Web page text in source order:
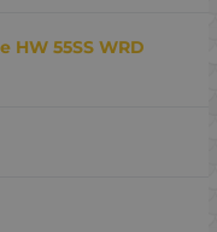
HW 55SS WRD